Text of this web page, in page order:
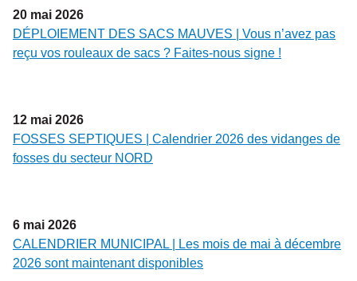
20 mai 2026
DÉPLOIEMENT DES SACS MAUVES | Vous n’avez pas
reçu vos rouleaux de sacs ? Faites-nous signe !
12 mai 2026
FOSSES SEPTIQUES | Calendrier 2026 des vidanges de
fosses du secteur NORD
6 mai 2026
CALENDRIER MUNICIPAL | Les mois de mai à décembre
2026 sont maintenant disponibles